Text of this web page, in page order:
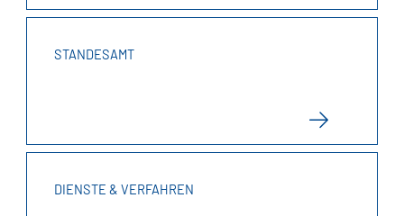
STANDESAMT
DIENSTE & VERFAHREN